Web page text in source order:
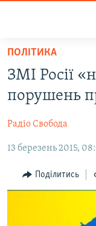
Перейти
основного
матеріалу
Перейти
до
навігації
Перейти
ВІДЕО ТА ФОТО
ПОЛІТИКА
БЛОГИ
ПОГЛЯД
ІНТЕРВ'Ю
ПОЛІТИКА
ЗМІ Росії
порушень
Радіо Свобода
13 березень 2015,
Поділитись